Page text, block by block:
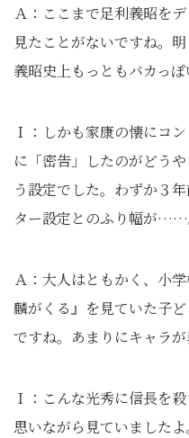
Ａ：ここまで足利義昭を
見たことがないですね。
義昭史上もっともバカっ
Ｉ：しかも家康の懐にコ
に「密告」したのがどう
う設定でした。わずか３
ター設定とのふり幅が……
Ａ：大人はともかく、小
麟がくる』を見ていた子
ですね。あまりにキャラが
Ｉ：こんな光秀に信長を
思いながら見ていましたよ